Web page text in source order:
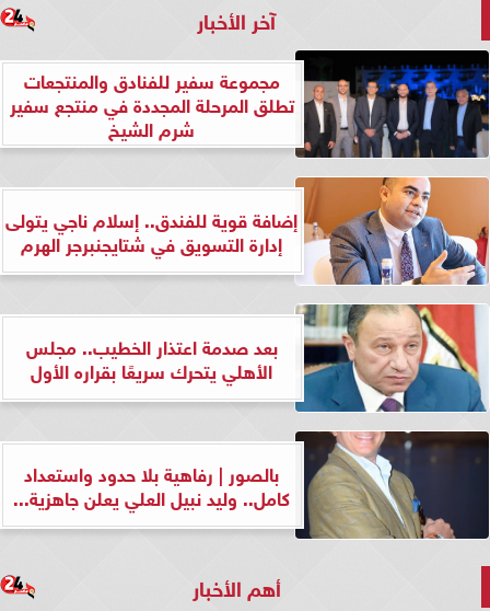
آخر الأخبار
مجموعة سفير للفنادق والمنتجعات
تطلق المرحلة المجددة في منتجع سفير
شرم الشيخ
إضافة قوية للفندق.. إسلام ناجي يتولى
إدارة التسويق في شتايجنبرجر الهرم
بعد صدمة اعتذار الخطيب.. مجلس
الأهلي يتحرك سريعًا بقراره الأول
بالصور | رفاهية بلا حدود واستعداد
كامل.. وليد نبيل العلي يعلن جاهزية...
أهم الأخبار